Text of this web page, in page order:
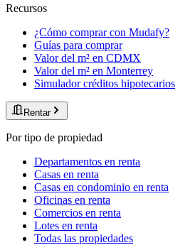
Recursos
¿Cómo comprar con Mudafy?
Guías para comprar
Valor del m² en CDMX
Valor del m² en Monterrey
Simulador créditos hipotecarios
Rentar
Por tipo de propiedad
Departamentos en renta
Casas en renta
Casas en condominio en renta
Oficinas en renta
Comercios en renta
Lotes en renta
Todas las propiedades